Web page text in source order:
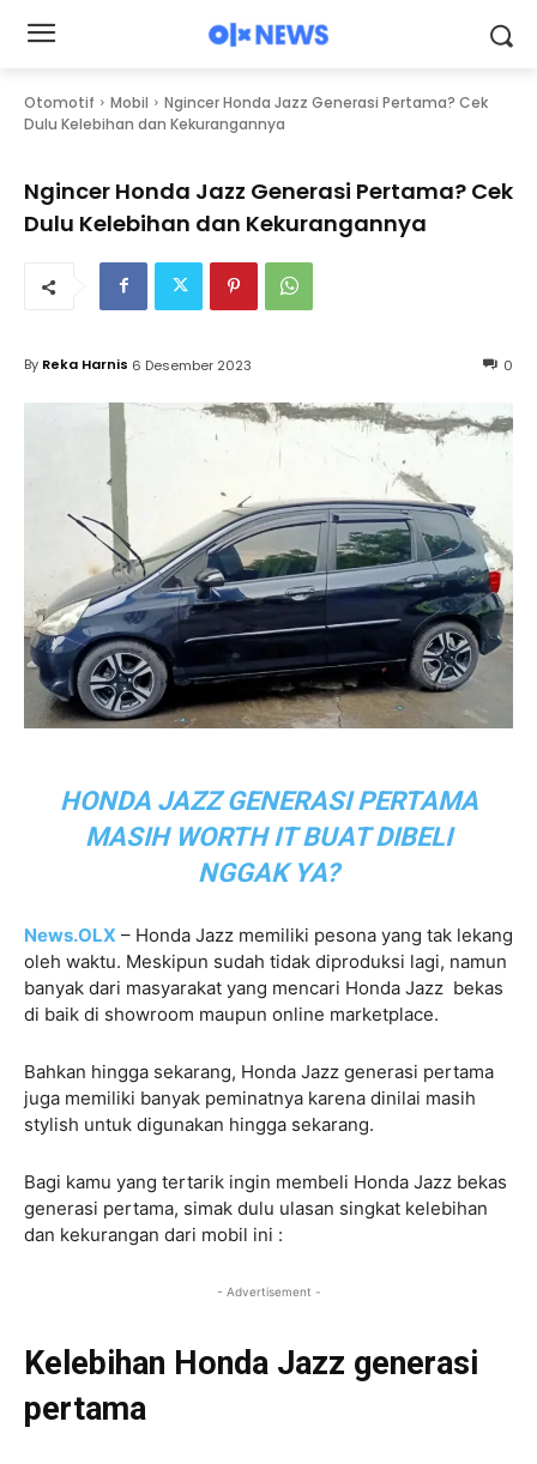
Otomotif Mobil
Ngincer Honda Jazz Generasi Pertama? Cek
Dulu Kelebihan dan Kekurangannya
Ngincer Honda Jazz Generasi Pertama? Cek
Dulu Kelebihan dan Kekurangannya
0
By Reka Harnis 6 Desember 2023
HONDA JAZZ GENERASI PERTAMA
MASIH WORTH IT BUAT DIBELI
NGGAK YA?
News.OLX – Honda Jazz memiliki pesona yang tak lekang
oleh waktu. Meskipun sudah tidak diproduksi lagi, namun
banyak dari masyarakat yang mencari Honda Jazz bekas
di baik di showroom maupun online marketplace.
Bahkan hingga sekarang, Honda Jazz generasi pertama
juga memiliki banyak peminatnya karena dinilai masih
stylish untuk digunakan hingga sekarang.
Bagi kamu yang tertarik ingin membeli Honda Jazz bekas
generasi pertama, simak dulu ulasan singkat kelebihan
dan kekurangan dari mobil ini :
- Advertisement -
Kelebihan Honda Jazz generasi
pertama